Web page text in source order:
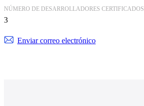
NÚMERO DE DESARROLLADORES CERTIFICADOS
3
Enviar correo electrónico